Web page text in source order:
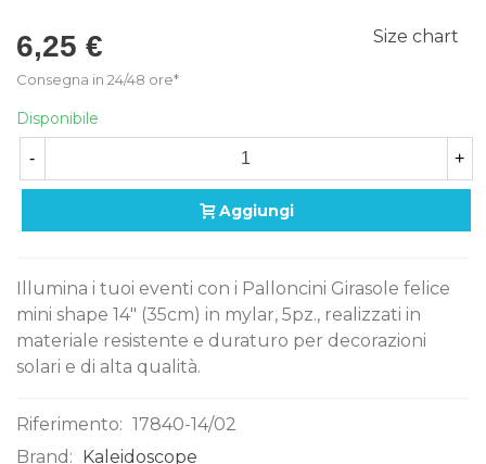
6,25 €
Consegna in 24/48 ore*
Size chart
Disponibile
- +
Aggiungi
Illumina i tuoi eventi con i Palloncini Girasole felice
mini shape 14" (35cm) in mylar, 5pz., realizzati in
materiale resistente e duraturo per decorazioni
solari e di alta qualità.
Riferimento: 17840-14/02
Brand:
Kaleidoscope